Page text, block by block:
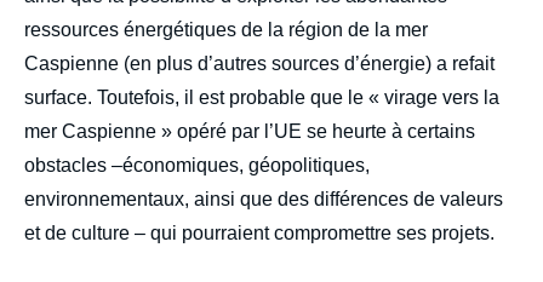
ressources énergétiques de la région de la mer
Caspienne (en plus d’autres sources d’énergie) a refait
surface. Toutefois, il est probable que le « virage vers la
mer Caspienne » opéré par l’UE se heurte à certains
obstacles –économiques, géopolitiques,
environnementaux, ainsi que des différences de valeurs
et de culture – qui pourraient compromettre ses projets.